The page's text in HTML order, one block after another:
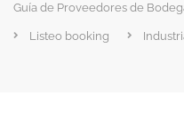
Guía de Proveedores de
Listeo booking